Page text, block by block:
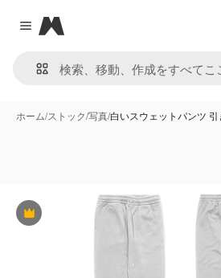
Close menu
Magnific
ホーム/ストック/写真/白いスウェットパンツ
Premium